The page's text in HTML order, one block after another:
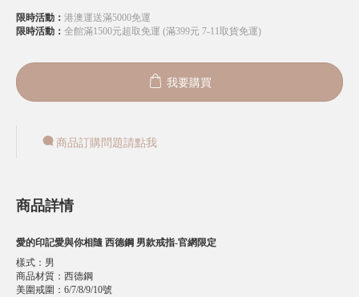
限時活動： 港澳運送滿5000免運
限時活動： 全館滿1500元超取免運 (滿399元 7-11取貨免運)
我要購買
商品訂購問題請點我
商品詳情
愛的印記愛與你相隨 西德鋼 男款戒指-官網限定
樣式 ： 男
商品材質 ： 西德鋼
美圍戒圍 ： 6/7/8/9/10號